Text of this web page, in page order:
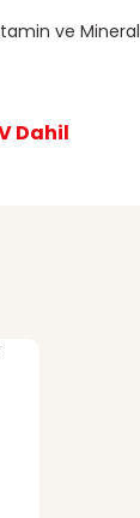
ve Mineral
Dahil